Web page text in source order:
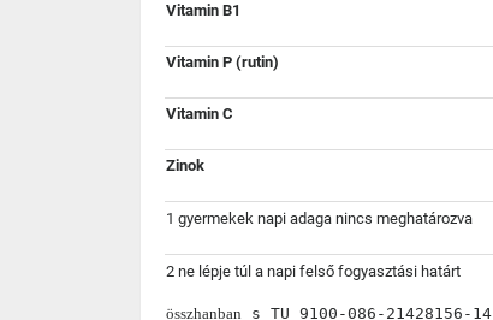
Vitamin B1
Vitamin P (rutin)
Vitamin C
Zinok
1 gyermekek napi adaga nincs meghatározva
2 ne lépje túl a napi felső fogyasztási határt
összhanban s TU 9100-086-21428156-14